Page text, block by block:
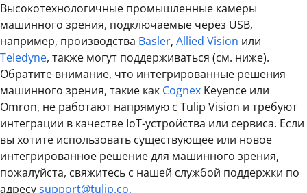
Высокотехнологичные промышленные камеры
машинного зрения, подключаемые через USB,
например, производства Basler, Allied Vision или
Teledyne, также могут поддерживаться (см. ниже).
Обратите внимание, что интегрированные решения
машинного зрения, такие как Cognex Keyence или
Omron, не работают напрямую с Tulip Vision и требуют
интеграции в качестве IoT-устройства или сервиса. Если
вы хотите использовать существующее или новое
интегрированное решение для машинного зрения,
пожалуйста, свяжитесь с нашей службой поддержки по
адресуsupport@tulip.co.